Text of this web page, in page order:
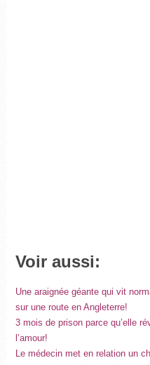
Voir aussi:
Une araignée géante qui vit
sur une route en Angleterre!
3 mois de prison parce qu’elle
l’amour!
Le médecin met en relation un